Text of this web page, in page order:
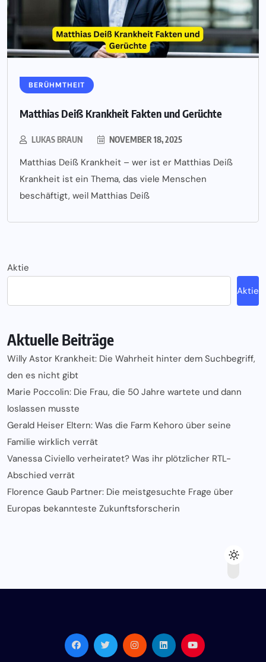
BERÜHMTHEIT
Matthias Deiß Krankheit Fakten und Gerüchte
LUKAS BRAUN NOVEMBER 18, 2025
Matthias Deiß Krankheit – wer ist er Matthias Deiß
Krankheit ist ein Thema, das viele Menschen
beschäftigt, weil Matthias Deiß
Aktie
Aktie
Aktuelle Beiträge
Willy Astor Krankheit: Die Wahrheit hinter dem Suchbegriff,
den es nicht gibt
Marie Poccolin: Die Frau, die 50 Jahre wartete und dann
loslassen musste
Gerald Heiser Eltern: Was die Farm Kehoro über seine
Familie wirklich verrät
Vanessa Civiello verheiratet? Was ihr plötzlicher RTL-
Abschied verrät
Florence Gaub Partner: Die meistgesuchte Frage über
Europas bekannteste Zukunftsforscherin